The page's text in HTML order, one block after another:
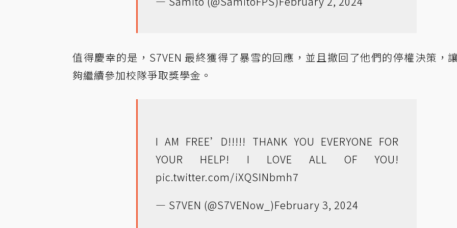
值得慶幸的是，S7VEN 最終獲得了暴雪的回應，並且撤回了他們的停權決策，
夠繼續參加校隊爭取獎學金。
I AM FREE’D!!!!! THANK YOU EVERYONE FOR
YOUR HELP! I LOVE ALL OF YOU!
pic.twitter.com/iXQSINbmh7
— S7VEN (@S7VENow_)February 3, 2024